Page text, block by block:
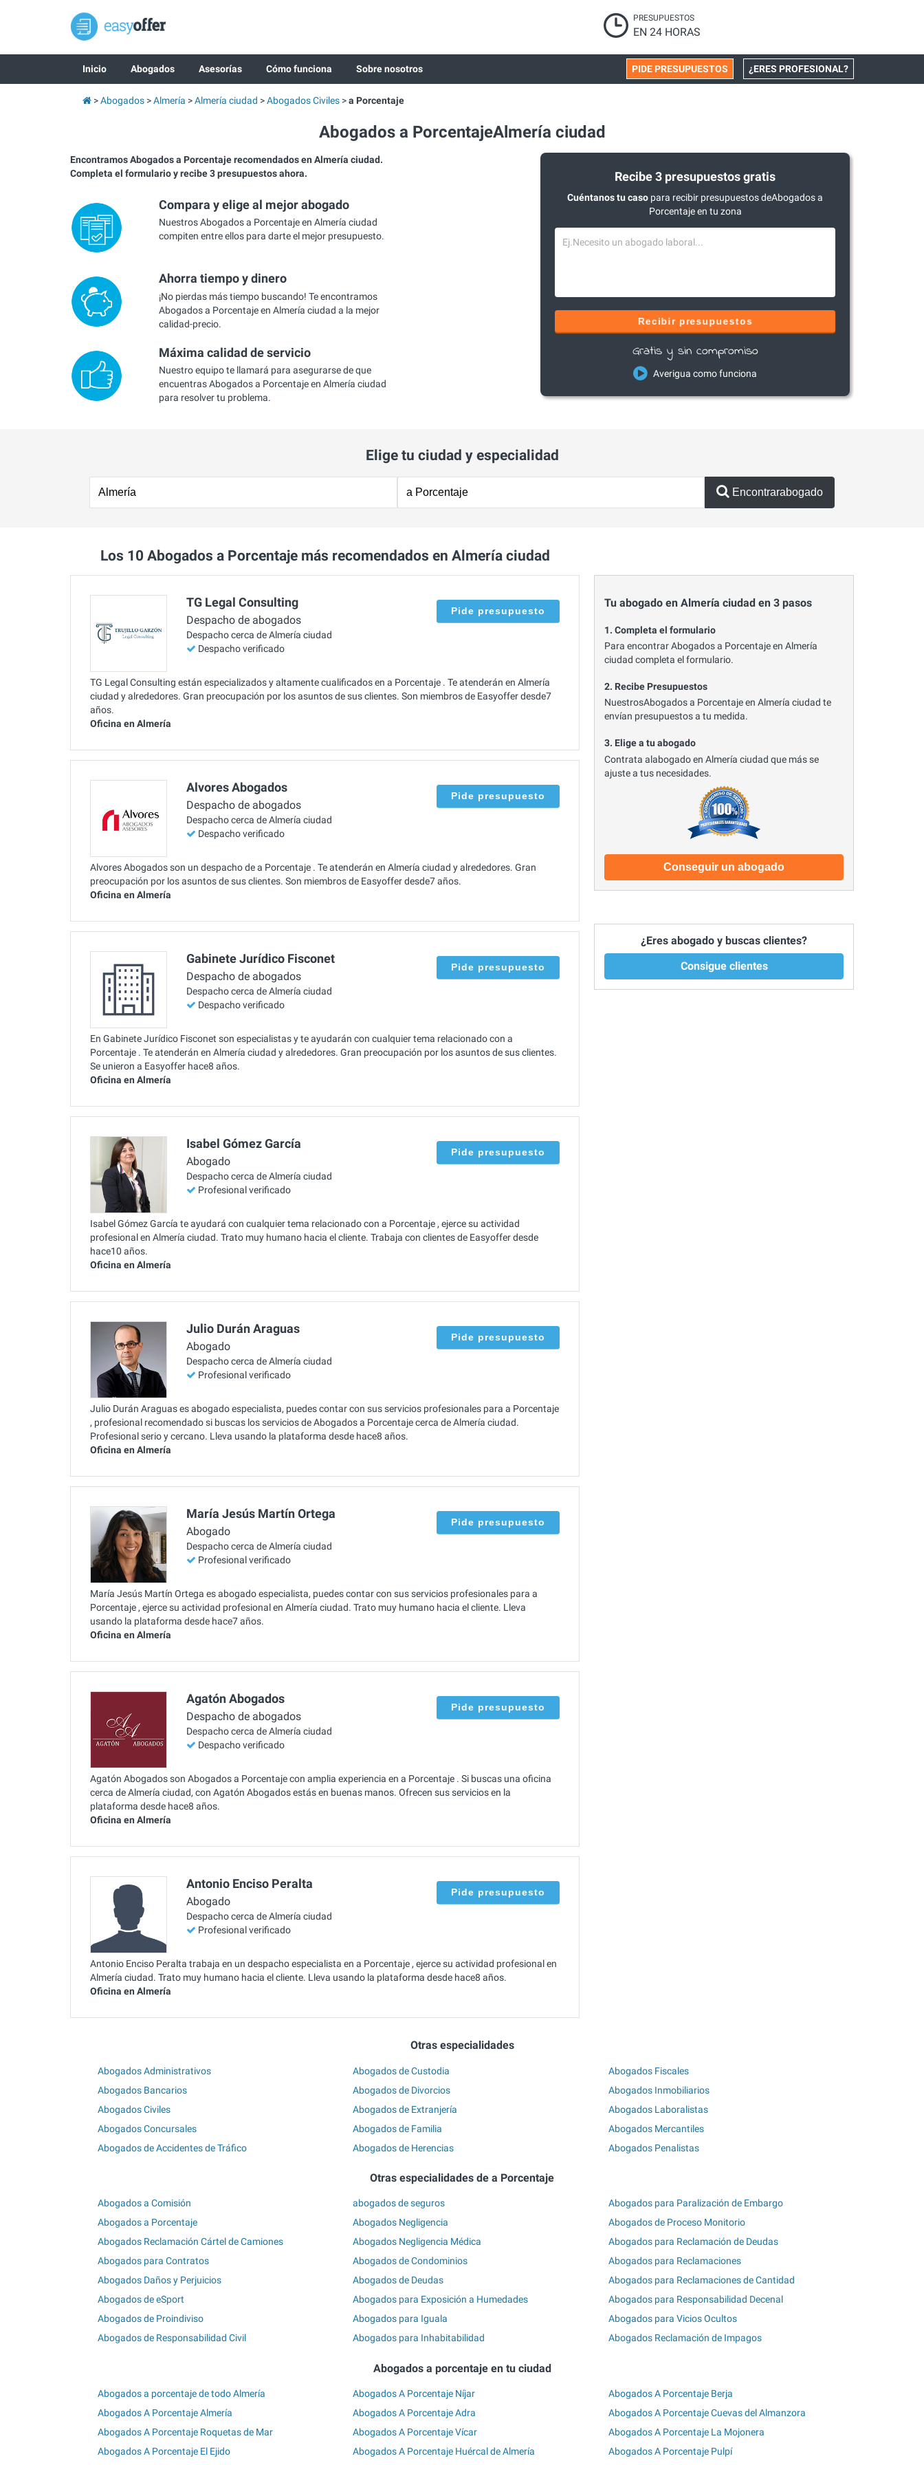
PRESUPUESTOS
EN 24 HORAS
Inicio Abogados Asesorías Cómo funciona Sobre nosotros ¿ERES PROFESIONAL?
PIDE PRESUPUESTOS
Abogados Almería Almería ciudad Abogados Civiles a Porcentaje
Abogados a PorcentajeAlmería ciudad
Encontramos Abogados a Porcentaje recomendados en Almería ciudad.
Completa el formulario y recibe 3 presupuestos ahora.
Compara y elige al mejor abogado
Nuestros Abogados a Porcentaje en Almería ciudad
compiten entre ellos para darte el mejor presupuesto.
Ahorra tiempo y dinero
¡No pierdas más tiempo buscando! Te encontramos
Abogados a Porcentaje en Almería ciudad a la mejor
calidad-precio.
Máxima calidad de servicio
Nuestro equipo te llamará para asegurarse de que
encuentras Abogados a Porcentaje en Almería ciudad
para resolver tu problema.
Recibe 3 presupuestos gratis
Cuéntanos tu caso para recibir presupuestos deAbogados a
Porcentaje en tu zona
Recibir presupuestos
Gratis y sin compromiso
Averigua como funciona
Elige tu ciudad y especialidad
Encontrarabogado
Los 10 Abogados a Porcentaje más recomendados en Almería ciudad
TG Legal Consulting
Despacho de abogados
Despacho cerca de Almería ciudad
Despacho verificado
Pide presupuesto
TG Legal Consulting están especializados y altamente cualificados en a Porcentaje . Te atenderán en Almería
ciudad y alrededores. Gran preocupación por los asuntos de sus clientes. Son miembros de Easyoffer desde7
años.
Oficina en Almería
Alvores Abogados
Despacho de abogados
Despacho cerca de Almería ciudad
Despacho verificado
Pide presupuesto
Alvores Abogados son un despacho de a Porcentaje . Te atenderán en Almería ciudad y alrededores. Gran
preocupación por los asuntos de sus clientes. Son miembros de Easyoffer desde7 años.
Oficina en Almería
Gabinete Jurídico Fisconet
Despacho de abogados
Despacho cerca de Almería ciudad
Despacho verificado
Pide presupuesto
En Gabinete Jurídico Fisconet son especialistas y te ayudarán con cualquier tema relacionado con a
Porcentaje . Te atenderán en Almería ciudad y alrededores. Gran preocupación por los asuntos de sus clientes.
Se unieron a Easyoffer hace8 años.
Oficina en Almería
Isabel Gómez García
Abogado
Despacho cerca de Almería ciudad
Profesional verificado
Pide presupuesto
Isabel Gómez García te ayudará con cualquier tema relacionado con a Porcentaje , ejerce su actividad
profesional en Almería ciudad. Trato muy humano hacia el cliente. Trabaja con clientes de Easyoffer desde
hace10 años.
Oficina en Almería
Julio Durán Araguas
Abogado
Despacho cerca de Almería ciudad
Profesional verificado
Pide presupuesto
Julio Durán Araguas es abogado especialista, puedes contar con sus servicios profesionales para a Porcentaje
, profesional recomendado si buscas los servicios de Abogados a Porcentaje cerca de Almería ciudad.
Profesional serio y cercano. Lleva usando la plataforma desde hace8 años.
Oficina en Almería
María Jesús Martín Ortega
Abogado
Despacho cerca de Almería ciudad
Profesional verificado
Pide presupuesto
María Jesús Martín Ortega es abogado especialista, puedes contar con sus servicios profesionales para a
Porcentaje , ejerce su actividad profesional en Almería ciudad. Trato muy humano hacia el cliente. Lleva
usando la plataforma desde hace7 años.
Oficina en Almería
Agatón Abogados
Despacho de abogados
Despacho cerca de Almería ciudad
Despacho verificado
Pide presupuesto
Agatón Abogados son Abogados a Porcentaje con amplia experiencia en a Porcentaje . Si buscas una oficina
cerca de Almería ciudad, con Agatón Abogados estás en buenas manos. Ofrecen sus servicios en la
plataforma desde hace8 años.
Oficina en Almería
Antonio Enciso Peralta
Abogado
Despacho cerca de Almería ciudad
Profesional verificado
Pide presupuesto
Antonio Enciso Peralta trabaja en un despacho especialista en a Porcentaje , ejerce su actividad profesional en
Almería ciudad. Trato muy humano hacia el cliente. Lleva usando la plataforma desde hace8 años.
Oficina en Almería
Tu abogado en Almería ciudad en 3 pasos
1. Completa el formulario
Para encontrar Abogados a Porcentaje en Almería
ciudad completa el formulario.
2. Recibe Presupuestos
NuestrosAbogados a Porcentaje en Almería ciudad te
envían presupuestos a tu medida.
3. Elige a tu abogado
Contrata alabogado en Almería ciudad que más se
ajuste a tus necesidades.
Conseguir un abogado
¿Eres abogado y buscas clientes?
Consigue clientes
Otras especialidades
Abogados Administrativos
Abogados Bancarios
Abogados Civiles
Abogados Concursales
Abogados de Accidentes de Tráfico
Abogados de Custodia
Abogados de Divorcios
Abogados de Extranjería
Abogados de Familia
Abogados de Herencias
Abogados Fiscales
Abogados Inmobiliarios
Abogados Laboralistas
Abogados Mercantiles
Abogados Penalistas
Otras especialidades de a Porcentaje
Abogados a Comisión
Abogados a Porcentaje
Abogados Reclamación Cártel de Camiones
Abogados para Contratos
Abogados Daños y Perjuicios
Abogados de eSport
Abogados de Proindiviso
Abogados de Responsabilidad Civil
abogados de seguros
Abogados Negligencia
Abogados Negligencia Médica
Abogados de Condominios
Abogados de Deudas
Abogados para Exposición a Humedades
Abogados para Iguala
Abogados para Inhabitabilidad
Abogados para Paralización de Embargo
Abogados de Proceso Monitorio
Abogados para Reclamación de Deudas
Abogados para Reclamaciones
Abogados para Reclamaciones de Cantidad
Abogados para Responsabilidad Decenal
Abogados para Vicios Ocultos
Abogados Reclamación de Impagos
Abogados a porcentaje en tu ciudad
Abogados a porcentaje de todo Almería
Abogados A Porcentaje Almería
Abogados A Porcentaje Roquetas de Mar
Abogados A Porcentaje El Ejido
Abogados A Porcentaje Níjar
Abogados A Porcentaje Adra
Abogados A Porcentaje Vícar
Abogados A Porcentaje Huércal de Almería
Abogados A Porcentaje Berja
Abogados A Porcentaje Cuevas del Almanzora
Abogados A Porcentaje La Mojonera
Abogados A Porcentaje Pulpí